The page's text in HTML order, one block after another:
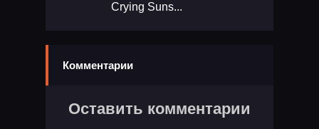
Crying Suns...
Комментарии
Оставить комментарии